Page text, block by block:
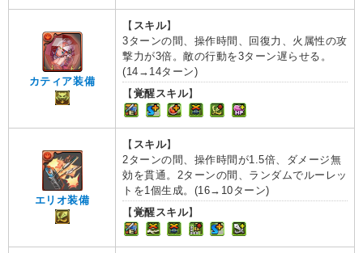
カティア装備
【 スキル】
3ターンの間、操作時間、回復力、火属性の攻
撃力が3倍。敵の行動を3ターン遅らせる。
(14→14ターン)
【覚醒スキル】
エリオ装備
【 スキル】
2ターンの間、操作時間が1.5倍、ダメージ無
効を貫通。2ターンの間、ランダムでルーレッ
トを1個生成。(16→10ターン)
【覚醒スキル】